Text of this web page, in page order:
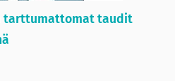
tarttumattomat taudit